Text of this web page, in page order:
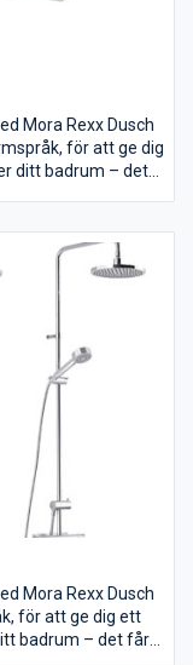
Mora Rexx Dusch
för att ge dig
ditt badrum – det
Mora Rexx Dusch
för att ge dig ett
badrum – det får